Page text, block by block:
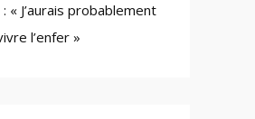
« J’aurais probablement
l’enfer »